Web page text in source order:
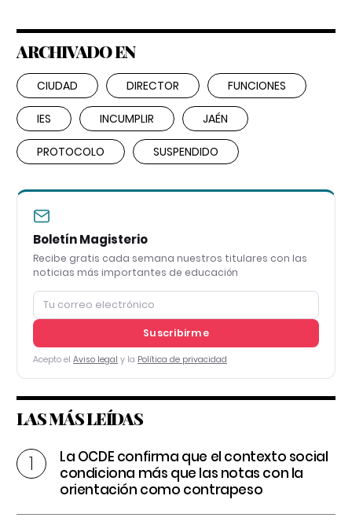
ARCHIVADO EN
CIUDAD DIRECTOR FUNCIONES
IES INCUMPLIR JAÉN
PROTOCOLO SUSPENDIDO
Boletín Magisterio
Recibe gratis cada semana nuestros titulares con las
noticias más importantes de educación
Suscribirme
Acepto el Aviso legal y la Política de privacidad
LAS MÁS LEÍDAS
La OCDE confirma que el contexto social
condiciona más que las notas con la
orientación como contrapeso